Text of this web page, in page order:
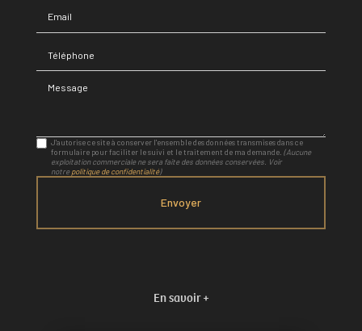
Message
J'autorise ce site à conserver l'ensemble des données transmises dans ce
formulaire pour faciliter le suivi et le traitement de ma demande.(Aucune
exploitation commerciale ne sera faite des données conservées. Voir
notrepolitique de confidentialité)
En savoir +